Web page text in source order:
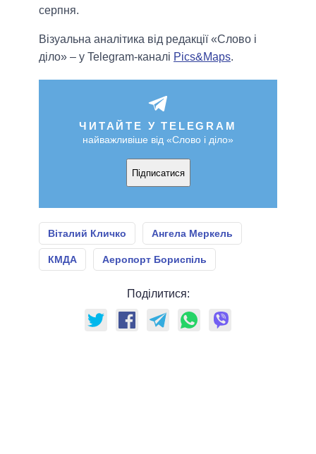
серпня.
Візуальна аналітика від редакції «Слово і
діло» – у Telegram-каналі Pics&Maps.
ЧИТАЙТЕ У TELEGRAM
найважливіше від «Слово і діло»
Підписатися
Віталий Кличко Ангела Меркель
КМДА Аеропорт Бориспіль
Поділитися: